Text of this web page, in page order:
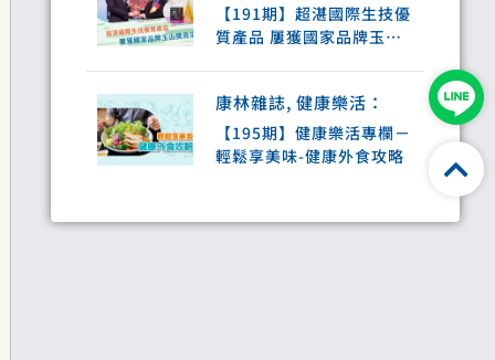
【191期】超湛國際生技優
質產品 屢獲國家品牌玉山
康林雜誌,健康樂活 ：
【195期】健康樂活專欄－
輕鬆享美味-健康外食攻略